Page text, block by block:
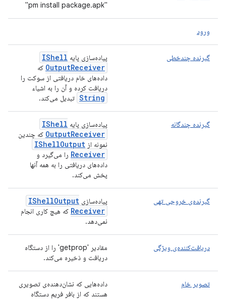
"pm install package.apk"
ورود
گیرنده چندخطی پیاده‌سازی پایه IShell
OutputReceiver
که
داده‌های خام دریافتی از سوکت را
دریافت کرده و آن را به اشیاء
String تبدیل می‌کند.
گیرنده چندگانه پیاده‌سازی پایه IShell
OutputReceiver
که چندین
نمونه از
IShellOutput
Receiver را می‌گیرد و
داده‌های دریافتی را به همه آنها
پخش می‌کند.
گیرنده‌ی خروجی تهی پیاده‌سازی IShellOutput
Receiver که هیچ کاری انجام
نمی‌دهد.
دریافت‌کننده‌ی ویژگی
مقادیر 'getprop' را از دستگاه
دریافت و ذخیره می‌کند.
تصویر خام
داده‌هایی که نشان‌دهنده‌ی تصویری
هستند که از بافر فریم دستگاه